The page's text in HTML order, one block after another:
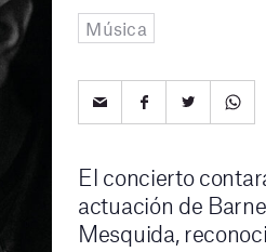
Música
El concierto
actuación de
Mesquida,